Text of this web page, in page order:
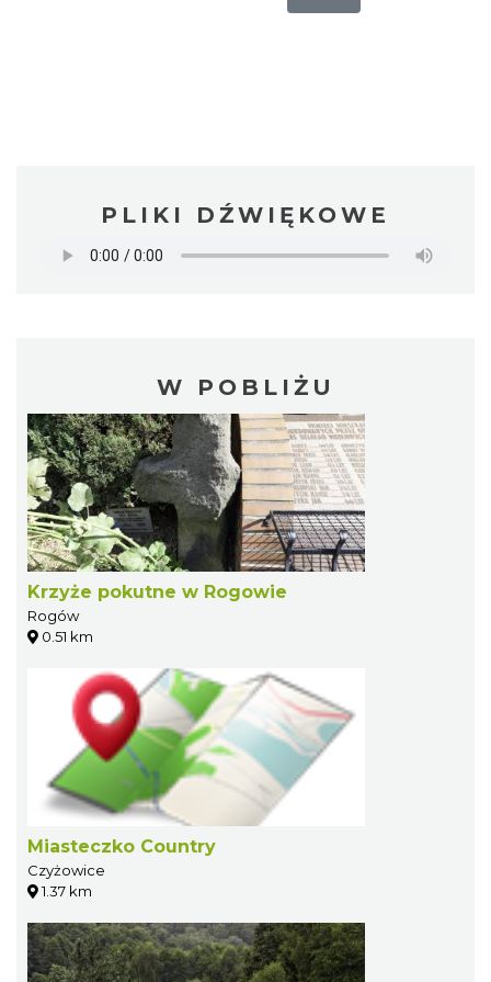
PLIKI DŹWIĘKOWE
W POBLIŻU
Krzyże pokutne w Rogowie
Rogów
0.51 km
Miasteczko Country
Czyżowice
1.37 km